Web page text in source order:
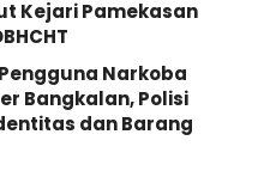
Kejari Pamekasan
Narkoba
Bangkalan, Polisi
dan Barang